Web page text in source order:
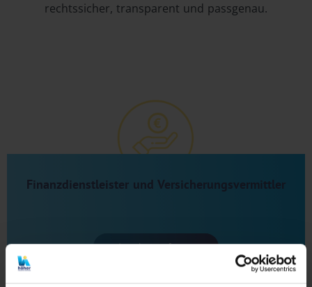
rechtssicher, transparent und passgenau.
Finanzdienstleister und Versicherungsvermittler
Angebot anfragen